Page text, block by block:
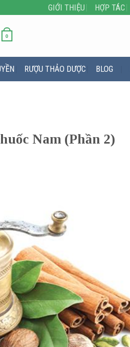
GIỚI THIỆU HỢP TÁC
0
RƯỢU THẢO DƯỢC BLOG
Nam (Phần 2)